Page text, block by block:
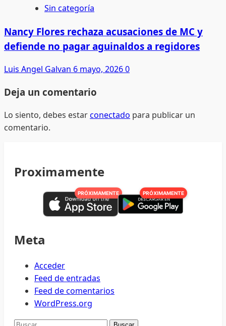
Sin categoría
Nancy Flores rechaza acusaciones de MC y
defiende no pagar aguinaldos a regidores
Luis Angel Galvan 6 mayo, 20260
Deja un comentario
Lo siento, debes estarconectado para publicar un
comentario.
Proximamente
PRÓXIMAMENTE PRÓXIMAMENTE
Meta
Acceder
Feed de entradas
Feed de comentarios
WordPress.org
Buscar: